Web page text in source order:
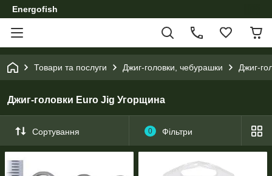
Energofish
Товари та послуги Джиг-головки, чебурашки Джиг-
Джиг-головки Euro Jig Угорщина
Сортування 0 Фільтри